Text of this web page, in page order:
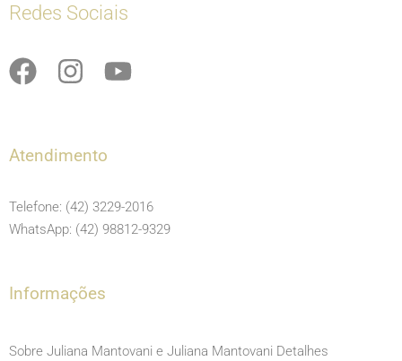
Redes Sociais
F
e
o
o
I
t
g
r
m
Y
b
e
Atendimento
Telefone: (42) 3229-2016
WhatsApp: (42) 98812-9329
Informações
Sobre Juliana Mantovani e Juliana Mantovani Detalhes